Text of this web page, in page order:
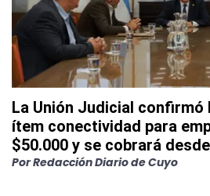
La Unión Judicial confirmó
ítem conectividad para
$50.000 y se cobrará
PorRedacción Diario de Cuyo